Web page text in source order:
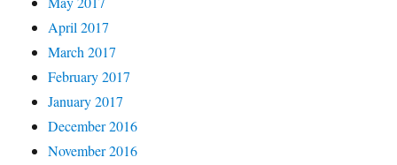
April 2017
March 2017
February 2017
January 2017
December 2016
November 2016